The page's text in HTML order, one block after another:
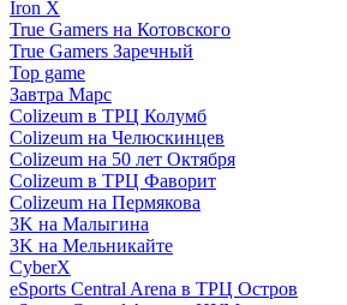
Iron X
True Gamers на Котовского
True Gamers Заречный
Top game
Завтра Марс
Colizeum в ТРЦ Колумб
Colizeum на Челюскинцев
Colizeum на 50 лет Октября
Colizeum в ТРЦ Фаворит
Colizeum на Пермякова
3K на Малыгина
3K на Мельникайте
CyberX
eSports Central Arena в ТРЦ Остров